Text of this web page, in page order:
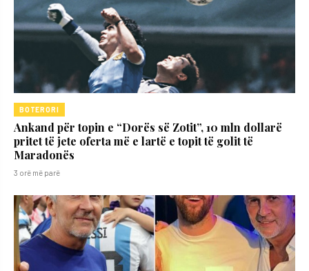
BOTERORI
Ankand për topin e “Dorës së Zotit”, 10 mln dollarë
pritet të jete oferta më e lartë e topit të golit të
Maradonës
3 orë më parë